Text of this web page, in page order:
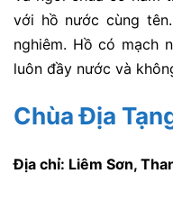
với hồ nước cùng
nghiêm. Hồ có mạch
luôn đầy nước và
Chùa Địa
Địa chỉ: Liêm Sơn,